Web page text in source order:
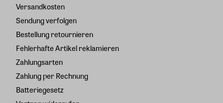
Versandkosten
Sendung verfolgen
Bestellung retournieren
Fehlerhafte Artikel reklamieren
Zahlungsarten
Zahlung per Rechnung
Batteriegesetz